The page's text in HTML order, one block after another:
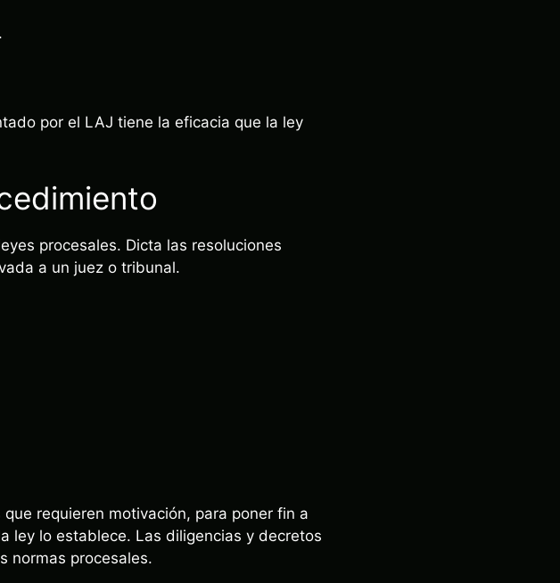
por el LAJ tiene la eficacia que la ley
procesales. Dicta las resoluciones
a un juez o tribunal.
requieren motivación, para poner fin a
ley lo establece. Las diligencias y decretos
normas procesales.